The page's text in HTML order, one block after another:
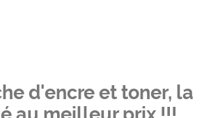
d'encre et toner, la